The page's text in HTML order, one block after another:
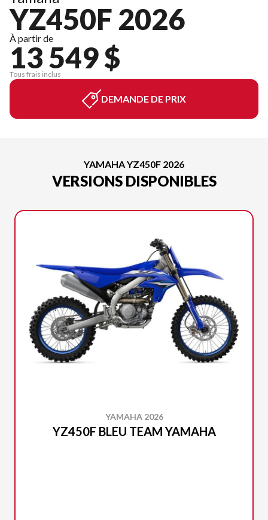
YZ450F 2026
À partir de
13 549 $
Tous frais inclus
DEMANDE DE PRIX
YAMAHA YZ450F 2026
VERSIONS DISPONIBLES
YAMAHA 2026
YZ450F BLEU TEAM YAMAHA